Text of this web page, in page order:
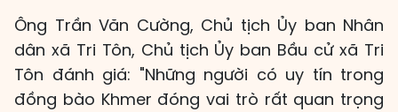
Ông Trần Văn Cường, Chủ tịch Ủy ban Nhân
dân xã Tri Tôn, Chủ tịch Ủy ban Bầu cử xã Tri
Tôn đánh giá: "Những người có uy tín trong
đồng bào Khmer đóng vai trò rất quan trọng